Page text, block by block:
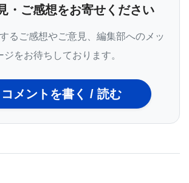
、その配列や偏在性、そして、部
則正しい微小な領域を形成しよう
胞が効率的に機能するために重要
プロセスの制御に非常に重要な役
正しく機能しなければ大変なこと
BSEやPNHなどの重大な疾患を引
・ご感想をお寄せください
るご感想やご意見、編集部へのメッ
ジをお待ちしております。
コメントを書く / 読む